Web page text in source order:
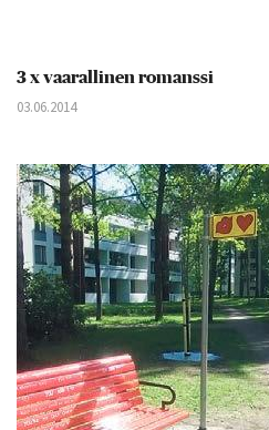
3 x vaarallinen romanssi
03.06.2014